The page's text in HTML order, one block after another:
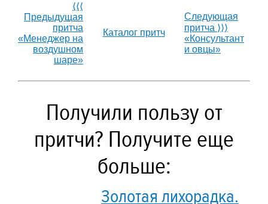
⟨⟨⟨
Предыдущая
притча
«Менеджер на
воздушном
шаре»
Каталог притч
Следующая
притча ⟩⟩⟩
«Консультант
и овцы»
Получили пользу от
притчи? Получите еще
больше:
Золотая лихорадка.